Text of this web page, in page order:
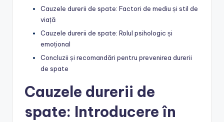
Cauzele durerii de spate: Factori de mediu și stil de
viață
Cauzele durerii de spate: Rolul psihologic și
emoțional
Concluzii și recomandări pentru prevenirea durerii
de spate
Cauzele durerii de
spate: Introducere în